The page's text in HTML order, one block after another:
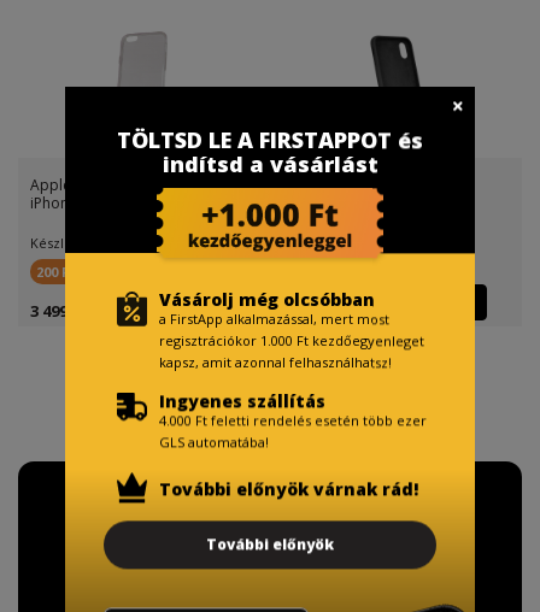
Apple iPhone 7 / iPhone 8 /
iPhone SE 2020 / iPhon
Készletinfó:
200 FirstPont
3 499 Ft
Apple iPhone 7 / iPhone 8 /
iPhone SE 2020 / iPhon
Készletinfó:
2 999 Ft
TÖLTSD LE A FIRSTAPPOT és
indítsd a vásárlást
Vásárolj még olcsóbban
a FirstApp alkalmazással, mert most
regisztrációkor 1.000 Ft kezdőegyenleget
kapsz, amit azonnal felhasználhatsz!
Ingyenes szállítás
4.000 Ft feletti rendelés esetén több ezer
GLS automatába!
További előnyök várnak rád!
További előnyök